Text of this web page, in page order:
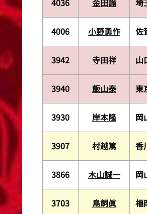
4036 金田諭 埼
4006 小野勇作 佐
3942 寺田祥 山
3940 飯山泰 東
3930 岸本隆 岡
3907 村越篤 香
3866 木山誠一 岡
3703 鳥飼眞 福